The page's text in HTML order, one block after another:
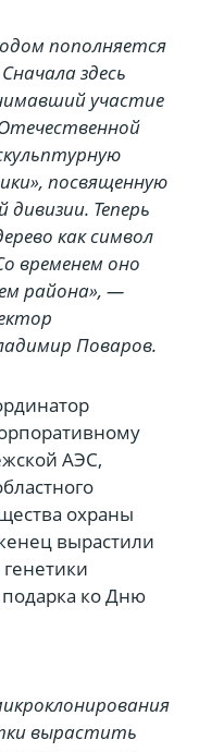
пополняется
здесь
участие
посвященную
Теперь
как символ
временем оно
района», —
Поваров.
АЭС,
охраны
вырастили
подарка ко Дню
вырастить